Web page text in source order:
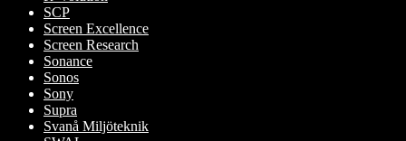
SCP
Screen Excellence
Screen Research
Sonance
Sonos
Sony
Supra
Svanå Miljöteknik